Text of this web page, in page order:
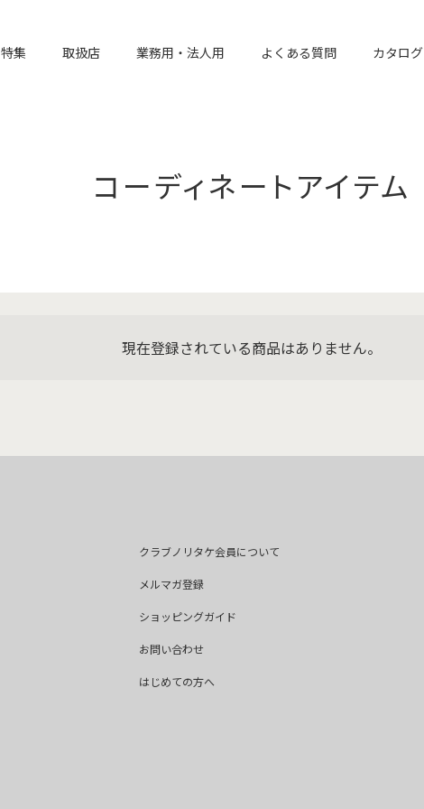
特集 取扱店 業務用・法人用 よくある質問 カタログ
コーディネートアイテム
現在登録されている商品はありません。
クラブノリタケ会員について
メルマガ登録
ショッピングガイド
お問い合わせ
はじめての方へ